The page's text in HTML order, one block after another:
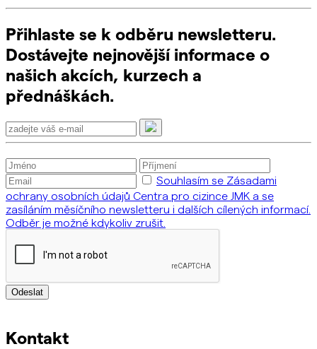
Přihlaste se k odběru newsletteru.
Dostávejte nejnovější informace o
našich akcích, kurzech a
přednáškách.
Souhlasím se Zásadami
ochrany osobních údajů Centra pro cizince JMK a se
zasíláním měsíčního newsletteru i dalších cílených informací.
Odběr je možné kdykoliv zrušit.
Odeslat
Kontakt